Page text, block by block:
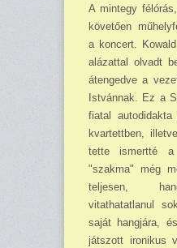
A mintegy
követően
a koncert.
alázattal olvadt
átengedve a
Istvánnak. Ez a
fiatal
kvar­tettben,
tette ismertté
"szakma" még
teljesen,
vitathatatlanul
saját hangjára,
játszott ironikus